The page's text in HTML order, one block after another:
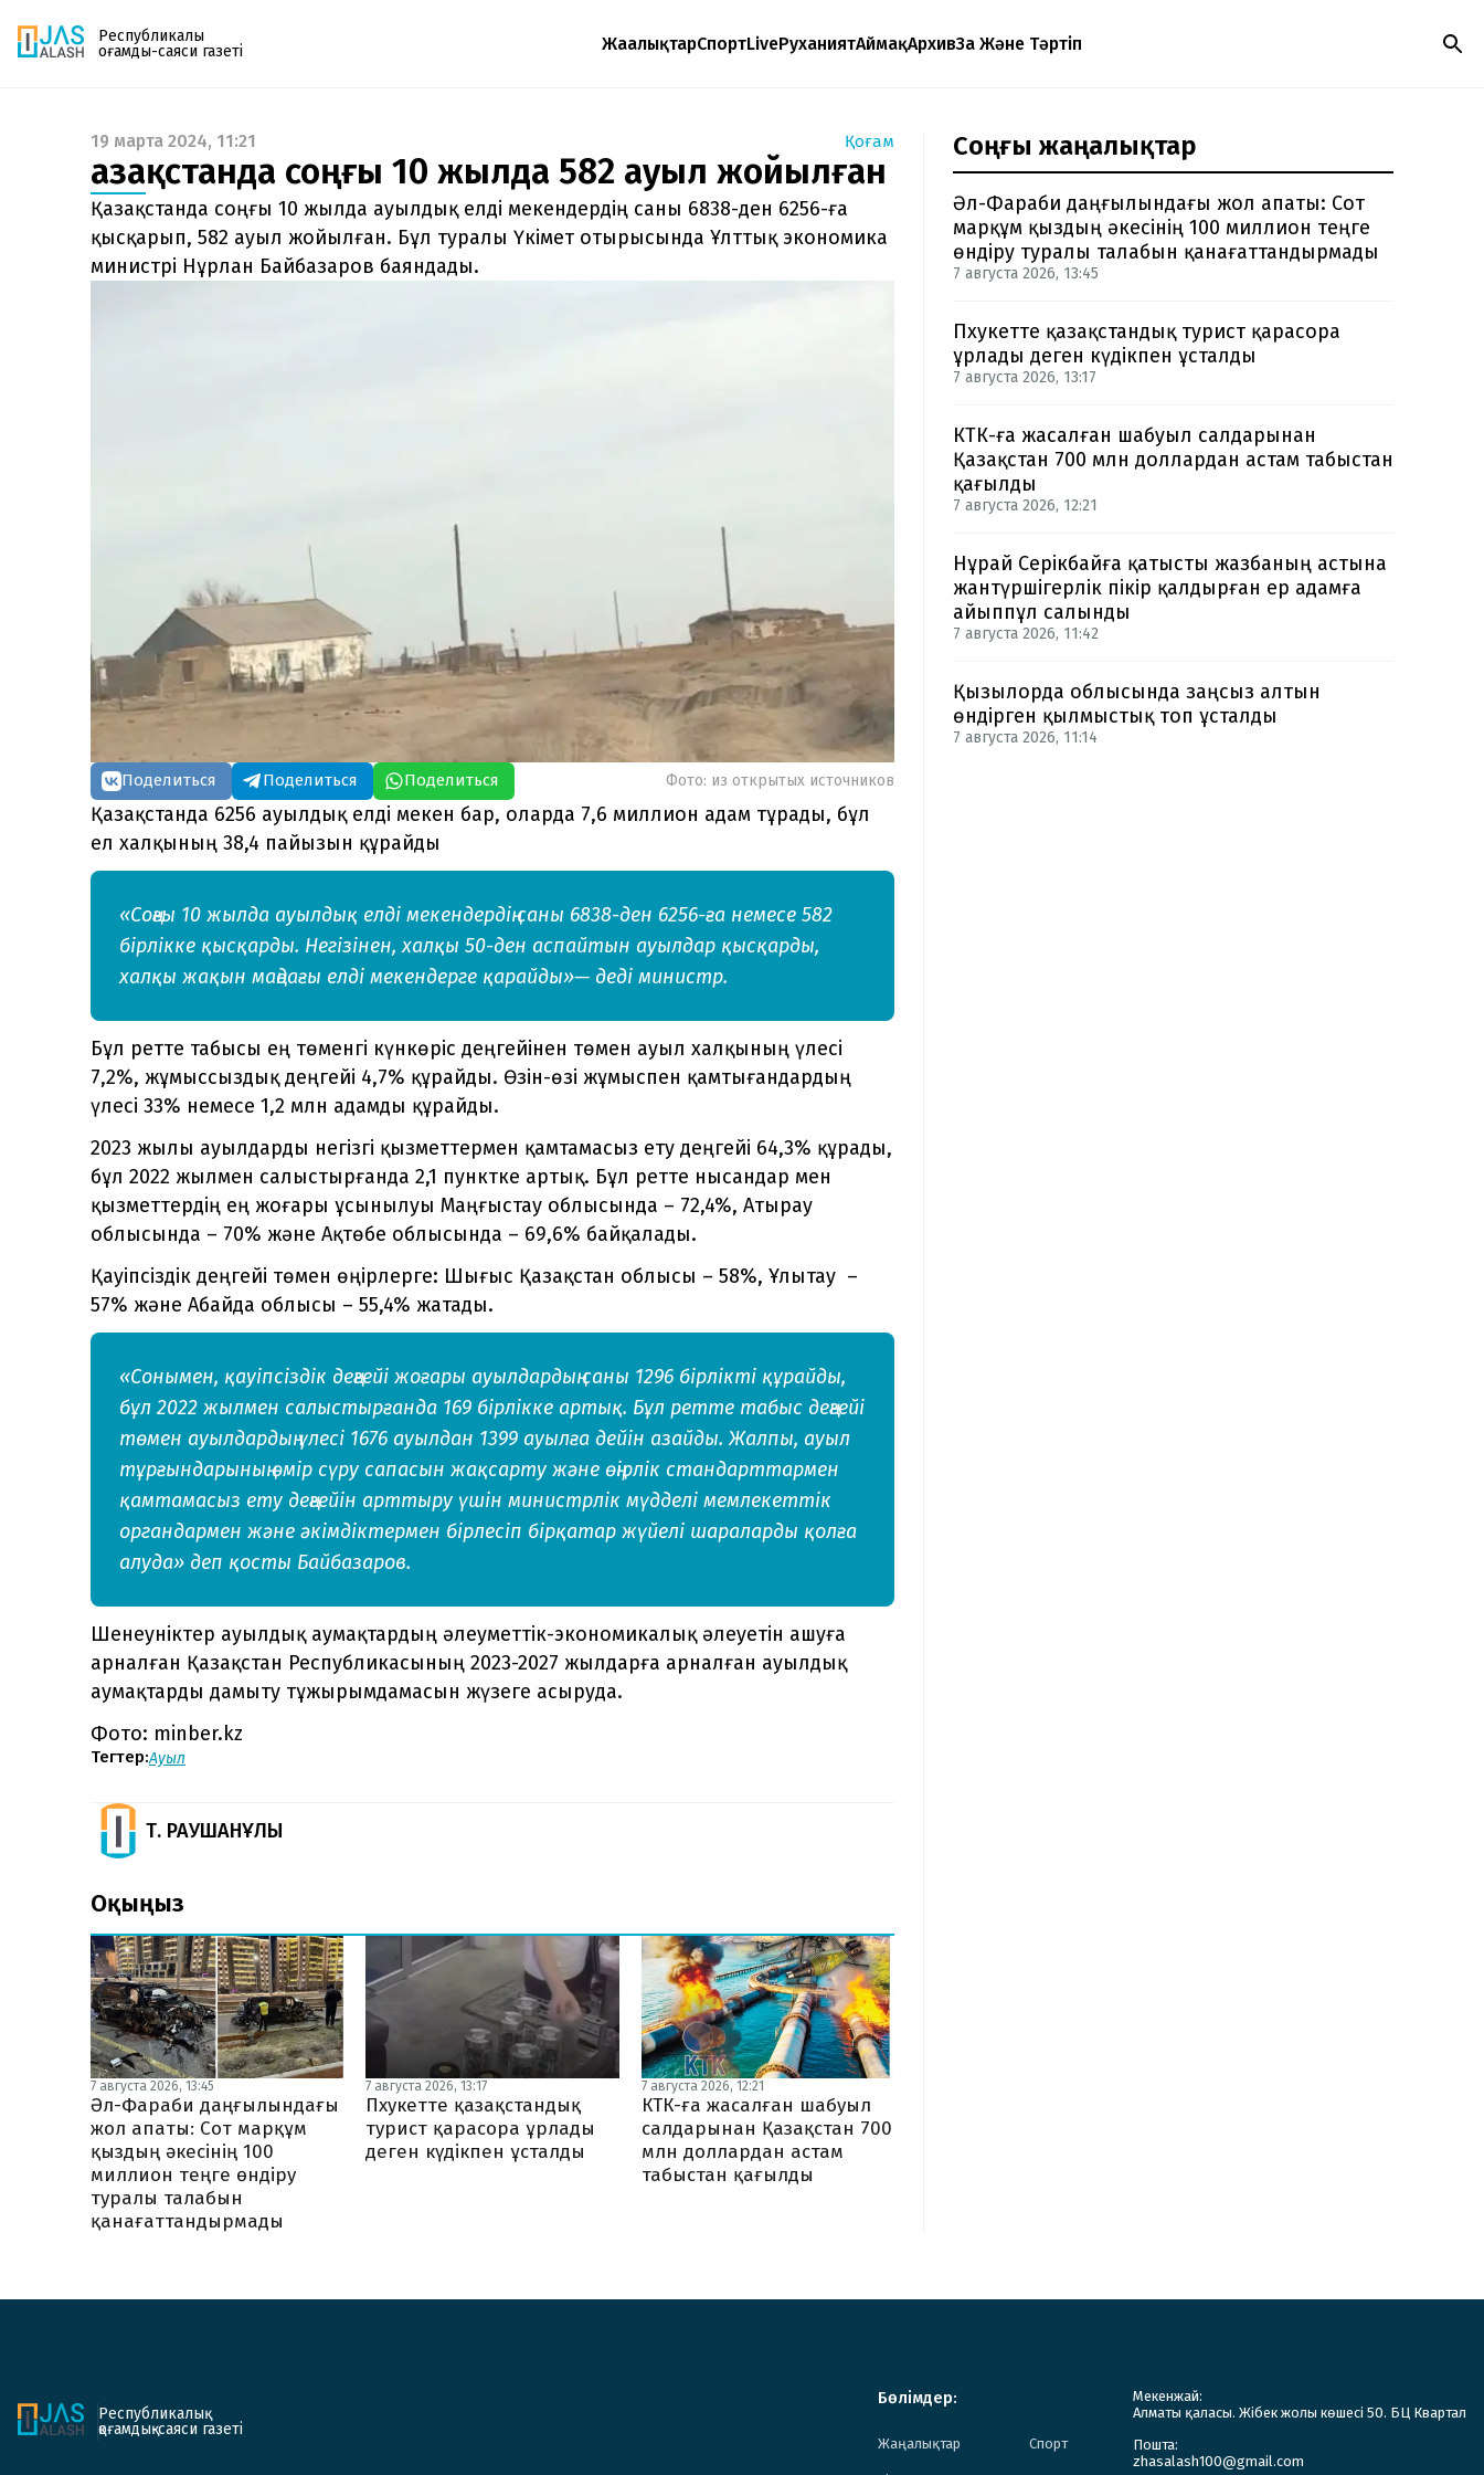
Республикалық
қоғамдық-саяси газеті
ЖаңалықтарСпортLiveРуханиятАймақАрхивЗаң Және Тәртіп
Газетке жазылу
PDF форматтағы газетті ай сайын электронды
поштаңызға алып отырыңыз. Жаңа нөмір
шыққан сәтте сізге бірден жіберіледі. Тек email
енгізіңіз, біз қалғанын өзіміз жібереміз.
19 марта 2024, 11:21 Қоғам
Қазақстанда соңғы 10 жылда 582 ауыл жойылған
Қазақстанда соңғы 10 жылда ауылдық елді мекендердің саны 6838-ден 6256-ға
қысқарып, 582 ауыл жойылған. Бұл туралы Үкімет отырысында Ұлттық экономика
министрі Нұрлан Байбазаров баяндады.
Поделиться Поделиться Поделиться Фото: из открытых источников
Қазақстанда 6256 ауылдық елді мекен бар, оларда 7,6 миллион адам тұрады, бұл
ел халқының 38,4 пайызын құрайды
«Соңғы 10 жылда ауылдық елді мекендердің саны 6838-ден 6256-ға немесе 582
бірлікке қысқарды. Негізінен, халқы 50-ден аспайтын ауылдар қысқарды,
халқы жақын маңдағы елді мекендерге қарайды»— деді министр.
Бұл ретте табысы ең төменгі күнкөріс деңгейінен төмен ауыл халқының үлесі
7,2%, жұмыссыздық деңгейі 4,7% құрайды. Өзін-өзі жұмыспен қамтығандардың
үлесі 33% немесе 1,2 млн адамды құрайды.
2023 жылы ауылдарды негізгі қызметтермен қамтамасыз ету деңгейі 64,3% құрады,
бұл 2022 жылмен салыстырғанда 2,1 пунктке артық. Бұл ретте нысандар мен
қызметтердің ең жоғары ұсынылуы Маңғыстау облысында – 72,4%, Атырау
облысында – 70% және Ақтөбе облысында – 69,6% байқалады.
Қауіпсіздік деңгейі төмен өңірлерге: Шығыс Қазақстан облысы – 58%, Ұлытау –
57% және Абайда облысы – 55,4% жатады.
«Сонымен, қауіпсіздік деңгейі жоғары ауылдардың саны 1296 бірлікті құрайды,
бұл 2022 жылмен салыстырғанда 169 бірлікке артық. Бұл ретте табыс деңгейі
төмен ауылдардың үлесі 1676 ауылдан 1399 ауылға дейін азайды. Жалпы, ауыл
тұрғындарының өмір сүру сапасын жақсарту және өңірлік стандарттармен
қамтамасыз ету деңгейін арттыру үшін министрлік мүдделі мемлекеттік
органдармен және әкімдіктермен бірлесіп бірқатар жүйелі шараларды қолға
алуда» деп қосты Байбазаров.
Шенеуніктер ауылдық аумақтардың әлеуметтік-экономикалық әлеуетін ашуға
арналған Қазақстан Республикасының 2023-2027 жылдарға арналған ауылдық
аумақтарды дамыту тұжырымдамасын жүзеге асыруда.
Фото: minber.kz
Тегтер:Ауыл
Т. РАУШАНҰЛЫ
Оқыңыз
7 августа 2026, 13:45
Әл-Фараби даңғылындағы
жол апаты: Сот марқұм
қыздың әкесінің 100
миллион теңге өндіру
туралы талабын
қанағаттандырмады
7 августа 2026, 13:17
Пхукетте қазақстандық
турист қарасора ұрлады
деген күдікпен ұсталды
7 августа 2026, 12:21
КТК-ға жасалған шабуыл
салдарынан Қазақстан 700
млн доллардан астам
табыстан қағылды
Соңғы жаңалықтар
Әл-Фараби даңғылындағы жол апаты: Сот
марқұм қыздың әкесінің 100 миллион теңге
өндіру туралы талабын қанағаттандырмады
7 августа 2026, 13:45
Пхукетте қазақстандық турист қарасора
ұрлады деген күдікпен ұсталды
7 августа 2026, 13:17
КТК-ға жасалған шабуыл салдарынан
Қазақстан 700 млн доллардан астам табыстан
қағылды
7 августа 2026, 12:21
Нұрай Серікбайға қатысты жазбаның астына
жантүршігерлік пікір қалдырған ер адамға
айыппұл салынды
7 августа 2026, 11:42
Қызылорда облысында заңсыз алтын
өндірген қылмыстық топ ұсталды
7 августа 2026, 11:14
Республикалық
қоғамдық-саяси газеті
Бөлімдер:
Жаңалықтар Спорт
Мекенжай:
Алматы қаласы. Жібек жолы көшесі 50. БЦ Квартал
Пошта:
zhasalash100@gmail.com